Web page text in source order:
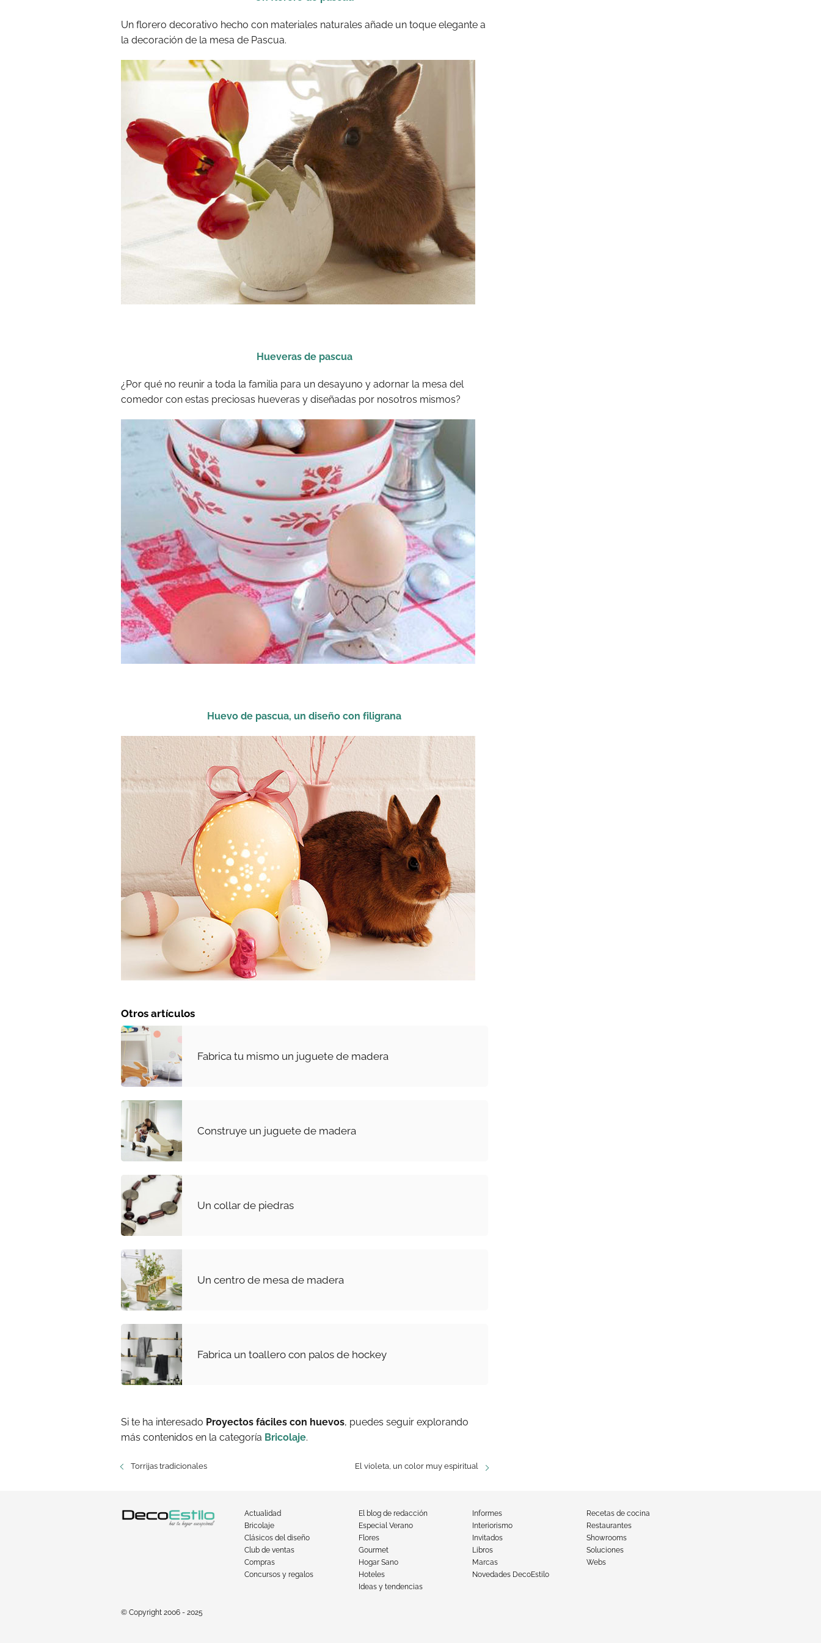
Un florero decorativo hecho con materiales naturales añade un toque elegante a
la decoración de la mesa de Pascua.
Hueveras de pascua
¿Por qué no reunir a toda la familia para un desayuno y adornar la mesa del
comedor con estas preciosas hueveras y diseñadas por nosotros mismos?
Huevo de pascua, un diseño con filigrana
Otros artículos
Fabrica tu mismo un juguete de madera
Construye un juguete de madera
Un collar de piedras
Un centro de mesa de madera
Fabrica un toallero con palos de hockey
Si te ha interesado Proyectos fáciles con huevos, puedes seguir explorando
más contenidos en la categoría Bricolaje.
Torrijas tradicionales El violeta, un color muy espiritual
Actualidad
Bricolaje
Clásicos del diseño
Club de ventas
Compras
Concursos y regalos
El blog de redacción
Especial Verano
Flores
Gourmet
Hogar Sano
Hoteles
Ideas y tendencias
Informes
Interiorismo
Invitados
Libros
Marcas
Novedades DecoEstilo
Recetas de cocina
Restaurantes
Showrooms
Soluciones
Webs
© Copyright 2006 - 2025